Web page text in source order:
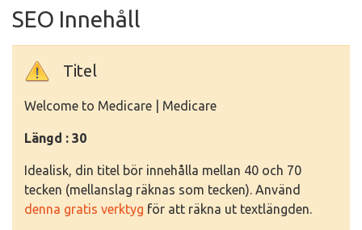
SEO Innehåll
Titel
Welcome to Medicare | Medicare
Längd : 30
Idealisk, din titel bör innehålla mellan 40 och 70
tecken (mellanslag räknas som tecken). Använd
denna gratis verktyg för att räkna ut textlängden.